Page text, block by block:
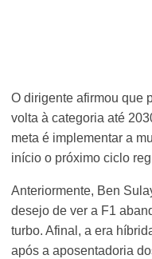
O dirigente afirmou que
volta à categoria até
meta é implementar a
início o próximo ciclo
Anteriormente, Ben
desejo de ver a F1
turbo. Afinal, a era
após a aposentadoria